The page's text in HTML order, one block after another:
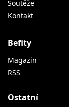
Soutěže
Kontakt
Befity
Magazin
RSS
Ostatní